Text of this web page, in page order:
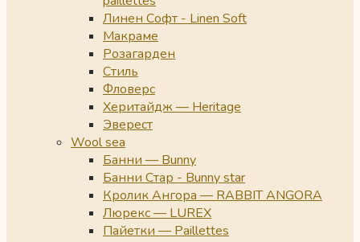
Линен Софт - Linen Soft
Макраме
Розагарден
Стиль
Фловерс
Херитайдж — Heritage
Эверест
Wool sea
Банни — Bunny
Банни Стар - Bunny star
Кролик Ангора — RABBIT ANGORA
Люрекс — LUREX
Пайетки — Paillettes